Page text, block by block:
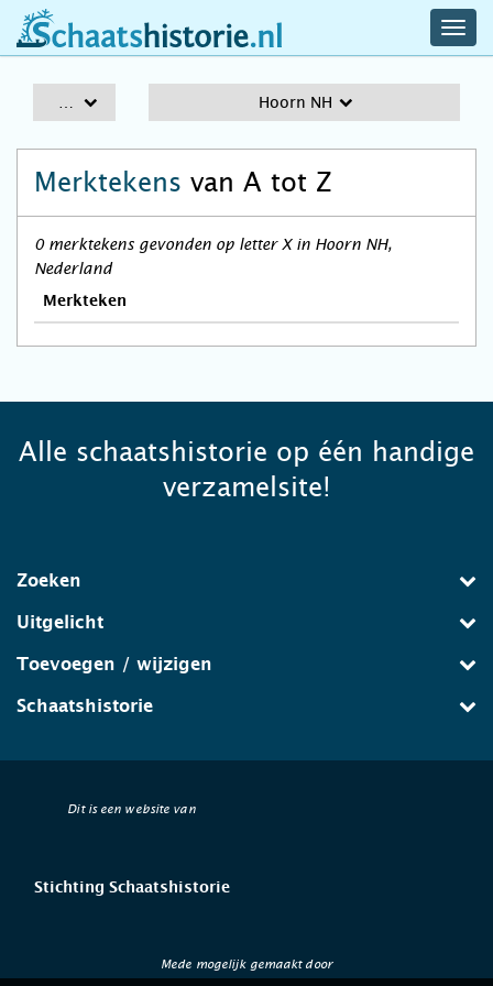
schaatshistorie.nl
Hoorn NH
Merktekens van A tot Z
0 merktekens gevonden op letter X in Hoorn NH,
Nederland
Merkteken
Alle schaatshistorie op één handige
verzamelsite!
Zoeken
Uitgelicht
Toevoegen / wijzigen
Schaatshistorie
Dit is een website van
Stichting Schaatshistorie
Mede mogelijk gemaakt door